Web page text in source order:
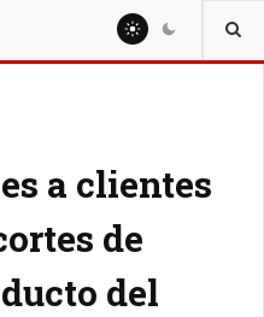
a clientes
de
del